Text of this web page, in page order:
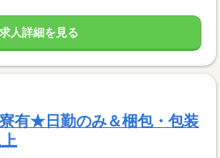
求人詳細を見る
有★日勤のみ＆梱包・包装